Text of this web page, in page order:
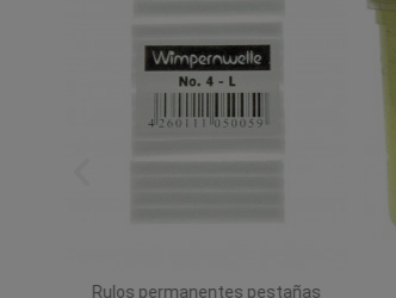
Rulos permanentes pestañas